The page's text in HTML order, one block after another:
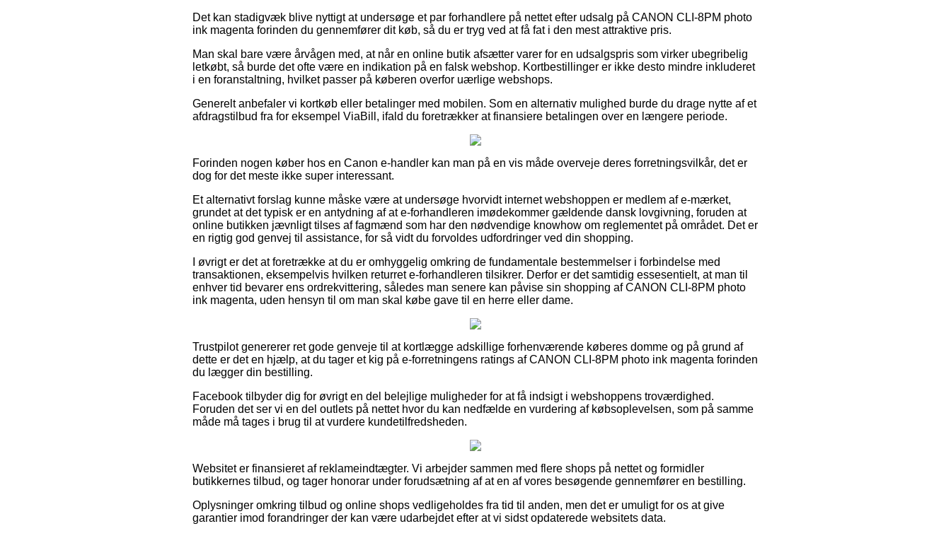
Det kan stadigvæk blive nyttigt at undersøge et par forhandlere på nettet efter udsalg på CANON CLI-8PM photo
ink magenta forinden du gennemfører dit køb, så du er tryg ved at få fat i den mest attraktive pris.
Man skal bare være årvågen med, at når en online butik afsætter varer for en udsalgspris som virker ubegribelig
letkøbt, så burde det ofte være en indikation på en falsk webshop. Kortbestillinger er ikke desto mindre inkluderet
i en foranstaltning, hvilket passer på køberen overfor uærlige webshops.
Generelt anbefaler vi kortkøb eller betalinger med mobilen. Som en alternativ mulighed burde du drage nytte af et
afdragstilbud fra for eksempel ViaBill, ifald du foretrækker at finansiere betalingen over en længere periode.
Forinden nogen køber hos en Canon e-handler kan man på en vis måde overveje deres forretningsvilkår, det er
dog for det meste ikke super interessant.
Et alternativt forslag kunne måske være at undersøge hvorvidt internet webshoppen er medlem af e-mærket,
grundet at det typisk er en antydning af at e-forhandleren imødekommer gældende dansk lovgivning, foruden at
online butikken jævnligt tilses af fagmænd som har den nødvendige knowhow om reglementet på området. Det er
en rigtig god genvej til assistance, for så vidt du forvoldes udfordringer ved din shopping.
I øvrigt er det at foretrække at du er omhyggelig omkring de fundamentale bestemmelser i forbindelse med
transaktionen, eksempelvis hvilken returret e-forhandleren tilsikrer. Derfor er det samtidig essesentielt, at man til
enhver tid bevarer ens ordrekvittering, således man senere kan påvise sin shopping af CANON CLI-8PM photo
ink magenta, uden hensyn til om man skal købe gave til en herre eller dame.
Trustpilot genererer ret gode genveje til at kortlægge adskillige forhenværende køberes domme og på grund af
dette er det en hjælp, at du tager et kig på e-forretningens ratings af CANON CLI-8PM photo ink magenta forinden
du lægger din bestilling.
Facebook tilbyder dig for øvrigt en del belejlige muligheder for at få indsigt i webshoppens troværdighed.
Foruden det ser vi en del outlets på nettet hvor du kan nedfælde en vurdering af købsoplevelsen, som på samme
måde må tages i brug til at vurdere kundetilfredsheden.
Websitet er finansieret af reklameindtægter. Vi arbejder sammen med flere shops på nettet og formidler
butikkernes tilbud, og tager honorar under forudsætning af at en af vores besøgende gennemfører en bestilling.
Oplysninger omkring tilbud og online shops vedligeholdes fra tid til anden, men det er umuligt for os at give
garantier imod forandringer der kan være udarbejdet efter at vi sidst opdaterede websitets data.